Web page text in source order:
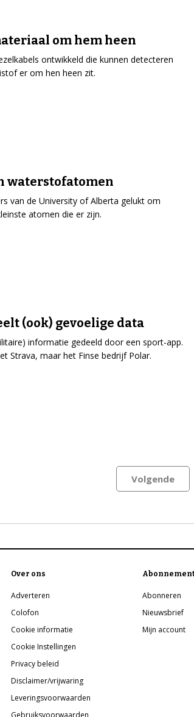
om hem heen
ontwikkeld die kunnen detecteren
er om hen heen zit.
waterstofatomen
van de University of Alberta gelukt om
atomen die er zijn.
(ook) gevoelige data
informatie gedeeld door een sport-app.
Strava, maar het Finse bedrijf Polar.
Volgende
Over ons
Adverteren
Colofon
Cookie informatie
Cookie Instellingen
Privacy beleid
Disclaimer/vrijwaring
Leveringsvoorwaarden
Gebruiksvoorwaarden
Abonneren
Nieuwsbrief
Mijn account